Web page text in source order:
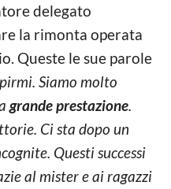
delegato
la rimonta operata
Queste le sue parole
Siamo molto
grande prestazione.
Ci sta dopo un
Questi successi
al mister e ai ragazzi